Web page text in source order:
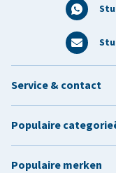
Service & contact
Populaire
Populaire merken